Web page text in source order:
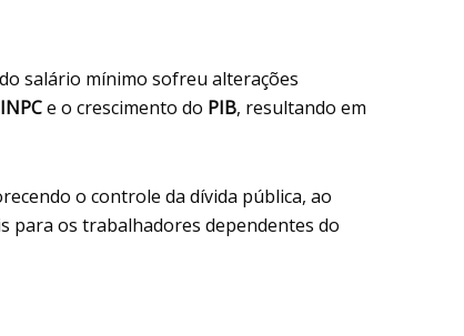
salário mínimo sofreu alterações
INPCe o crescimento do PIB, resultando em
o controle da dívida pública, ao
para os trabalhadores dependentes do